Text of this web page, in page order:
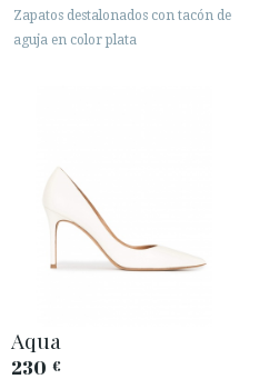
Zapatos destalonados con tacón de
aguja en color plata
Aqua
230 €